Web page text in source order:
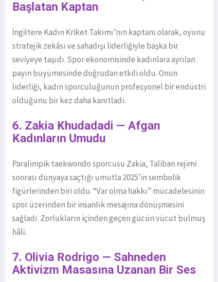
Başlatan Kaptan
İngiltere Kadın Kriket Takımı’nın kaptanı olarak, oyunu
stratejik zekâsı ve sahadışı liderliğiyle başka bir
seviyeye taşıdı. Spor ekonomisinde kadınlara ayrılan
payın büyümesinde doğrudan etkili oldu. Onun
liderliği, kadın sporculuğunun profesyonel bir endüstri
olduğunu bir kez daha kanıtladı.
6. Zakia Khudadadi — Afgan
Kadınların Umudu
Paralimpik taekwondo sporcusu Zakia, Taliban rejimi
sonrası dünyaya saçtığı umutla 2025’in sembolik
figürlerinden biri oldu. “Var olma hakkı” mücadelesinin
spor üzerinden bir insanlık mesajına dönüşmesini
sağladı. Zorlukların içinden geçen gücün vücut bulmuş
hâli.
7. Olivia Rodrigo — Sahneden
Aktivizm Masasına Uzanan Bir Ses